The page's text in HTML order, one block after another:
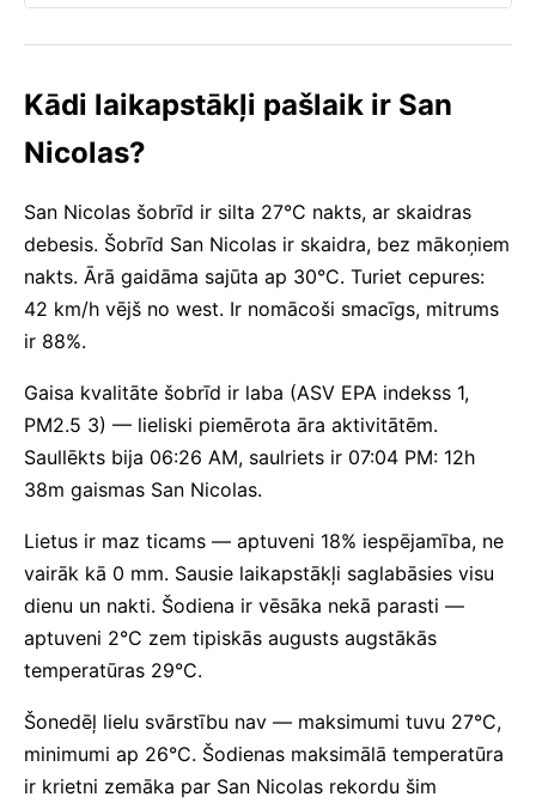
Kādi laikapstākļi pašlaik ir San
Nicolas?
San Nicolas šobrīd ir silta 27°C nakts, ar skaidras
debesis. Šobrīd San Nicolas ir skaidra, bez mākoņiem
nakts. Ārā gaidāma sajūta ap 30°C. Turiet cepures:
42 km/h vējš no west. Ir nomācoši smacīgs, mitrums
ir 88%.
Gaisa kvalitāte šobrīd ir laba (ASV EPA indekss 1,
PM2.5 3) — lieliski piemērota āra aktivitātēm.
Saullēkts bija 06:26 AM, saulriets ir 07:04 PM: 12h
38m gaismas San Nicolas.
Lietus ir maz ticams — aptuveni 18% iespējamība, ne
vairāk kā 0 mm. Sausie laikapstākļi saglabāsies visu
dienu un nakti. Šodiena ir vēsāka nekā parasti —
aptuveni 2°C zem tipiskās augusts augstākās
temperatūras 29°C.
Šonedēļ lielu svārstību nav — maksimumi tuvu 27°C,
minimumi ap 26°C. Šodienas maksimālā temperatūra
ir krietni zemāka par San Nicolas rekordu šim